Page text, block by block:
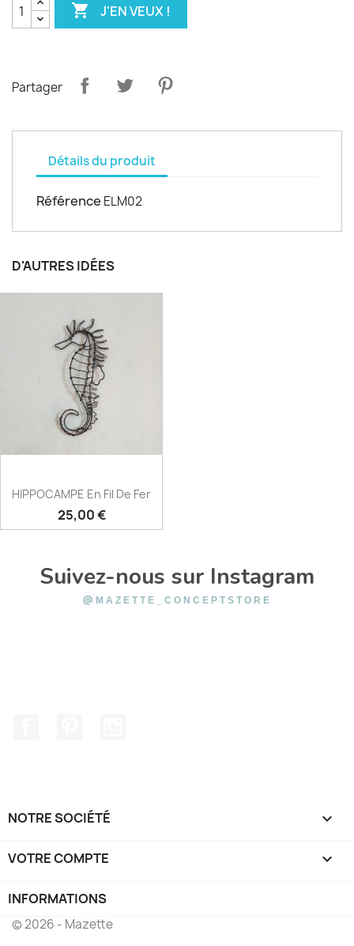
 J'EN VEUX !
Partager
Détails du produit
Référence ELM02
D'AUTRES IDÉES
HIPPOCAMPE En Fil De Fer
Prix
25,00 €
Suivez-nous sur Instagram
@ MAZETTE_CONCEPTSTORE
NOTRE SOCIÉTÉ 
VOTRE COMPTE 
INFORMATIONS
© 2026 - Mazette